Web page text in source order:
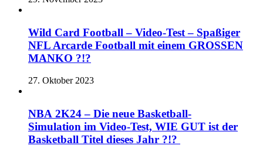
Wild Card Football – Video-Test – Spaßiger
NFL Arcarde Football mit einem GROSSEN
MANKO ?!?
27. Oktober 2023
NBA 2K24 – Die neue Basketball-
Simulation im Video-Test, WIE GUT ist der
Basketball Titel dieses Jahr ?!?